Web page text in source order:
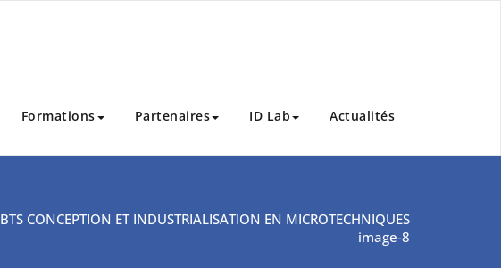
Formations Partenaires ID Lab Actualités
BTS CONCEPTION ET INDUSTRIALISATION EN MICROTECHNIQUES
image-8